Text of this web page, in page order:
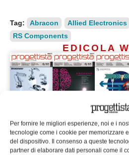
Per fornire le migliori esperienze, noi e i
tecnologie come i cookie per memorizzare
del dispositivo. Il consenso a queste
partner di elaborare dati personali come il
Tag: Abracon Allied Electronics
RS Components
EDICOLA
ISCRIVITI ALLA NEWSLETTER